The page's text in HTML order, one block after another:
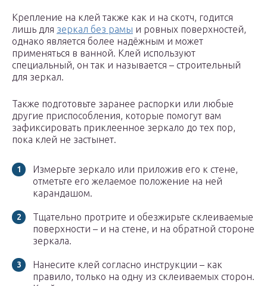
Крепление на клей также как и на скотч, годится
лишь для зеркал без рамы и ровных поверхностей,
однако является более надёжным и может
применяться в ванной. Клей используют
специальный, он так и называется – строительный
для зеркал.
Также подготовьте заранее распорки или любые
другие приспособления, которые помогут вам
зафиксировать приклеенное зеркало до тех пор,
пока клей не застынет.
Измерьте зеркало или приложив его к стене,
отметьте его желаемое положение на ней
карандашом.
Тщательно протрите и обезжирьте склеиваемые
поверхности – и на стене, и на обратной стороне
зеркала.
Нанесите клей согласно инструкции – как
правило, только на одну из склеиваемых сторон.